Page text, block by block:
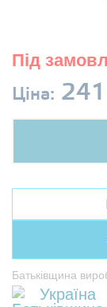
Під
Ціна:
Батьківщина
Україна